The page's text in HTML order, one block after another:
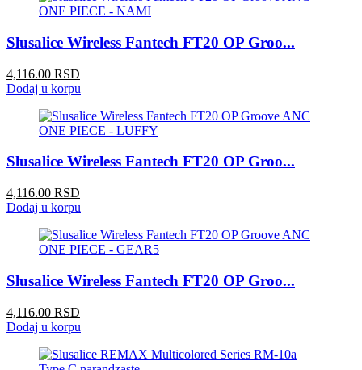
Slusalice Wireless Fantech FT20 OP Groo...
4,116.00 RSD
Dodaj u korpu
Slusalice Wireless Fantech FT20 OP Groo...
4,116.00 RSD
Dodaj u korpu
Slusalice Wireless Fantech FT20 OP Groo...
4,116.00 RSD
Dodaj u korpu